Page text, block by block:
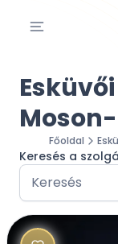
Főoldal
Keresés a